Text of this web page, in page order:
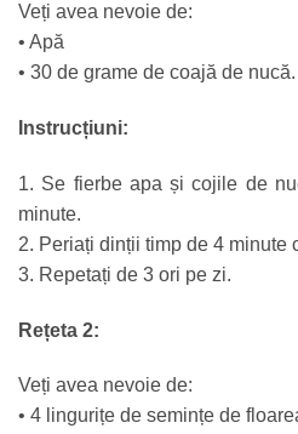
Veți avea nevoie de:
• Apă
• 30 de grame de coajă de nucă.
Instrucțiuni:
1. Se fierbe apa și cojile de
minute.
2. Periați dinții timp de 4 minute
3. Repetați de 3 ori pe zi.
Rețeta 2:
Veți avea nevoie de:
• 4 lingurițe de semințe de